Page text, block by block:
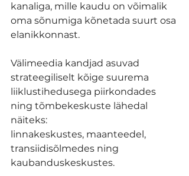
kanaliga, mille kaudu on võimalik
oma sõnumiga kõnetada suurt osa
elanikkonnast.
Välimeedia kandjad asuvad
strateegiliselt kõige suurema
liiklustihedusega piirkondades
ning tõmbekeskuste lähedal
näiteks:
linnakeskustes, maanteedel,
transiidisõlmedes ning
kaubanduskeskustes.